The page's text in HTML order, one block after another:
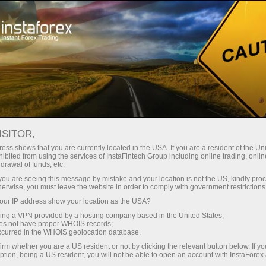
Avec InstaForex, vous accédez à
compétitives : effet de levier
jusqu’à 1:5000, parmi les meilleurs
spreads et commissions du
marché, ainsi que des conditions
avantageuses pour le trading
d’actions et d’indices.
Spreads
Bonus de 30 %
sur chaque dépôt
Vitesse
dans le trading et sur l’autoroute
shows that you are currently located in the USA. If you are a resident of the
from using the services of InstaFintech Group including online trading,
of funds, etc.
are seeing this message by mistake and your location is not the US, kindly
you must leave the website in order to comply with government
IP address show your location as the USA?
a VPN provided by a hosting company based in the United States;
not have proper WHOIS records;
in the WHOIS geolocation database.
whether you are a US resident or not by clicking the relevant button below. If
being a US resident, you will not be able to open an account with InstaForex